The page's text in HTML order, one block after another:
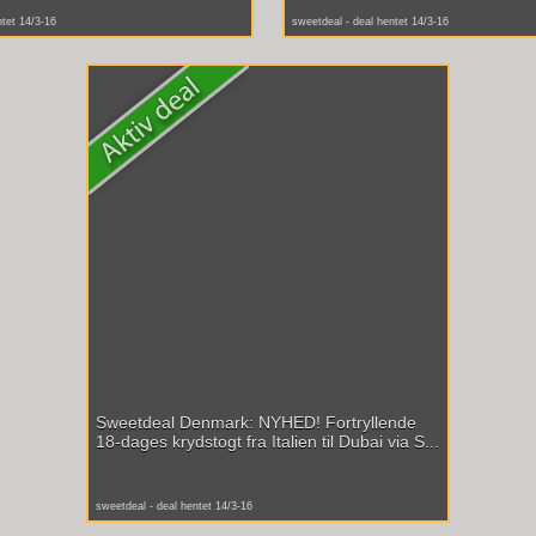
14/3-16 sweetdeal - deal hentet 14/3-16
Sweetdeal Denmark: NYHED! Fortryllende
18-dages krydstogt fra Italien til Dubai via S...
sweetdeal - deal hentet 14/3-16